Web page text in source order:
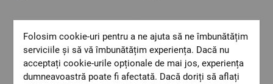
Folosim cookie-uri pentru a ne ajuta să ne îmbunătățim
serviciile și să vă îmbunătățim experiența. Dacă nu
acceptați cookie-urile opționale de mai jos, experiența
dumneavoastră poate fi afectată. Dacă doriți să aflați